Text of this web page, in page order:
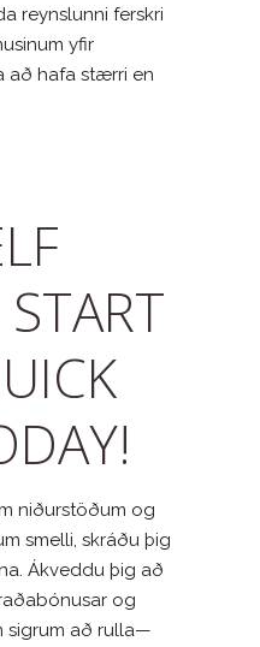
reynslunni ferskri
yfir
að hafa stærri en
niðurstöðum og
smelli, skráðu þig
Ákveddu þig að
og
sigrum að rulla—